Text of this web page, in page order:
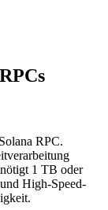
RPC.
1 TB oder
High-Speed-